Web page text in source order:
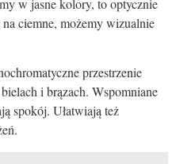
w jasne kolory, to optycznie
ciemne, możemy wizualnie
przestrzenie
i brązach. Wspomniane
spokój. Ułatwiają też